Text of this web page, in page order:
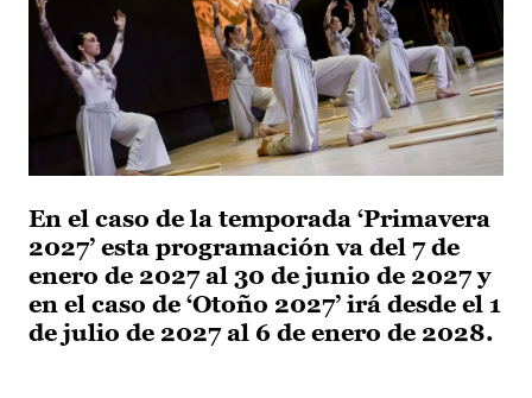
En el caso de la temporada ‘Primavera
2027’ esta programación va del 7 de
enero de 2027 al 30 de junio de 2027 y
en el caso de ‘Otoño 2027’ irá desde el 1
de julio de 2027 al 6 de enero de 2028.